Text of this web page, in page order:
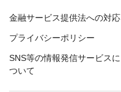
金融サービス提供法への対応
プライバシーポリシー
SNS等の情報発信サービスに
ついて